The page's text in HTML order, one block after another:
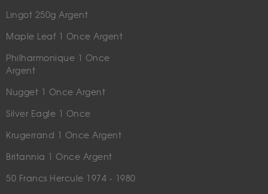
Lingot 250g Argent
Maple Leaf 1 Once Argent
Philharmonique 1 Once
Argent
Nugget 1 Once Argent
Silver Eagle 1 Once
Krugerrand 1 Once Argent
Britannia 1 Once Argent
50 Francs Hercule 1974 - 1980